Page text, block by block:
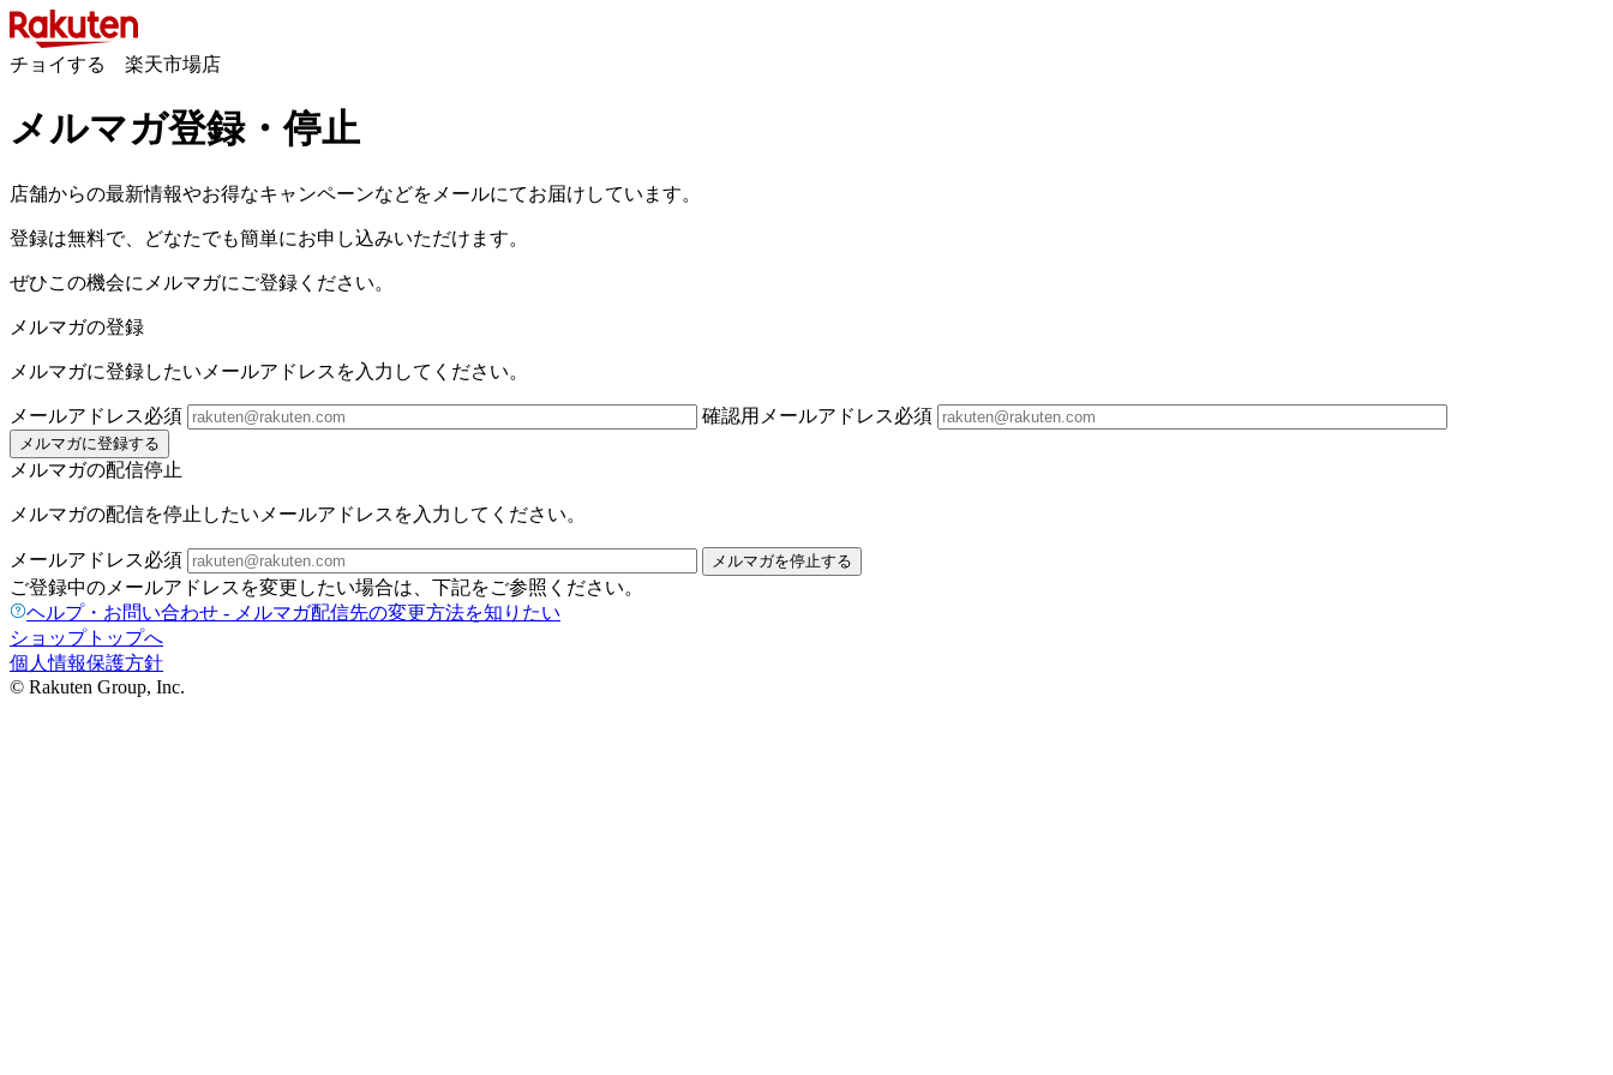
チョイする 楽天市場店
メルマガ登録・停止
店舗からの最新情報やお得なキャンペーンなどをメールにてお届けしています。
登録は無料で、どなたでも簡単にお申し込みいただけます。
ぜひこの機会にメルマガにご登録ください。
メルマガの登録
メルマガに登録したいメールアドレスを入力してください。
メールアドレス必須 確認用メールアドレス必須
メルマガに登録する
メルマガの配信停止
メルマガの配信を停止したいメールアドレスを入力してください。
メールアドレス必須 メルマガを停止する
ご登録中のメールアドレスを変更したい場合は、下記をご参照ください。
ヘルプ・お問い合わせ - メルマガ配信先の変更方法を知りたい
ショップトップへ
個人情報保護方針
© Rakuten Group, Inc.